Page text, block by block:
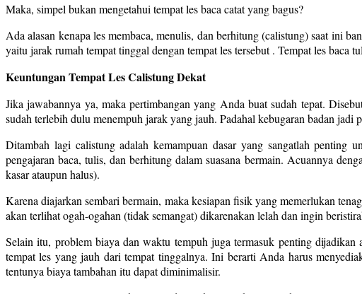
Maka, simpel bukan mengetahui tempat les baca catat yang bagus?
Ada alasan kenapa les membaca, menulis, dan berhitung (calistung) saat ini
yaitu jarak rumah tempat tinggal dengan tempat les tersebut . Tempat les baca
Keuntungan Tempat Les Calistung Dekat
Jika jawabannya ya, maka pertimbangan yang Anda buat sudah tepat.
sudah terlebih dulu menempuh jarak yang jauh. Padahal kebugaran badan jadi
Ditambah lagi calistung adalah kemampuan dasar yang sangatlah
pengajaran baca, tulis, dan berhitung dalam suasana bermain. Acuannya
kasar ataupun halus).
Karena diajarkan sembari bermain, maka kesiapan fisik yang memerlukan
akan terlihat ogah-ogahan (tidak semangat) dikarenakan lelah dan ingin
Selain itu, problem biaya dan waktu tempuh juga termasuk penting
tempat les yang jauh dari tempat tinggalnya. Ini berarti Anda harus
tentunya biaya tambahan itu dapat diminimalisir.